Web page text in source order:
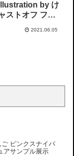
by け
ストオフ フィ
2021.06.05
ピンクスナイパ
アサンプル展示